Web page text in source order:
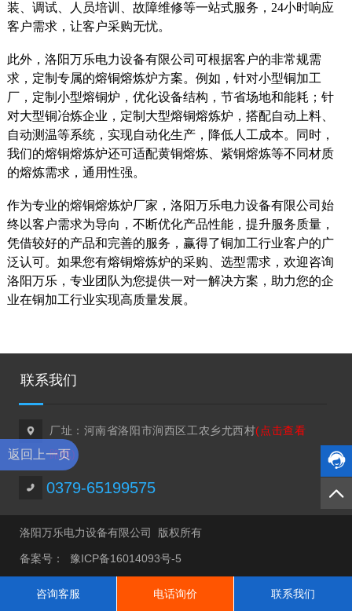
返回上一页
装、调试、人员培训、故障维修等一站式服务，24小时响应
客户需求，让客户采购无忧。
此外，洛阳万乐电力设备有限公司可根据客户的非常规需
求，定制专属的熔铜熔炼炉方案。例如，针对小型铜加工
厂，定制小型熔铜炉，优化设备结构，节省场地和能耗；针
对大型铜冶炼企业，定制大型熔铜熔炼炉，搭配自动上料、
自动测温等系统，实现自动化生产，降低人工成本。同时，
我们的熔铜熔炼炉还可适配黄铜熔炼、紫铜熔炼等不同材质
的熔炼需求，通用性强。
作为专业的熔铜熔炼炉厂家，洛阳万乐电力设备有限公司始
终以客户需求为导向，不断优化产品性能，提升服务质量，
凭借较好的产品和完善的服务，赢得了铜加工行业客户的广
泛认可。如果您有熔铜熔炼炉的采购、选型需求，欢迎咨询
洛阳万乐，专业团队为您提供一对一解决方案，助力您的企
业在铜加工行业实现高质量发展。
咨询客服 电话询价 联系我们


联系我们
 厂址：河南省洛阳市涧西区工农乡尤西村(点击查看
路线)
 0379-65199575
洛阳万乐电力设备有限公司 版权所有
备案号： 豫ICP备16014093号-5